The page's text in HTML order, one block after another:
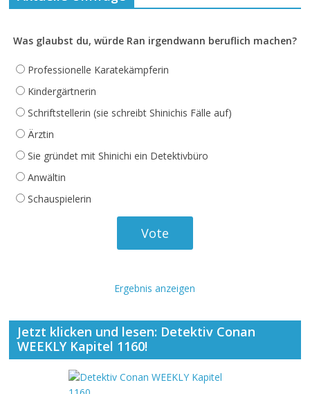
Was glaubst du, würde Ran irgendwann beruflich machen?
Professionelle Karatekämpferin
Kindergärtnerin
Schriftstellerin (sie schreibt Shinichis Fälle auf)
Ärztin
Sie gründet mit Shinichi ein Detektivbüro
Anwältin
Schauspielerin
Ergebnis anzeigen
Jetzt klicken und lesen: Detektiv Conan
WEEKLY Kapitel 1160!